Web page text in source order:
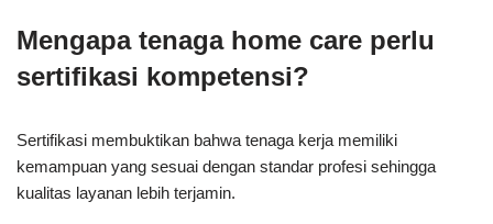
Mengapa tenaga home care perlu
sertifikasi kompetensi?
Sertifikasi membuktikan bahwa tenaga kerja memiliki
kemampuan yang sesuai dengan standar profesi sehingga
kualitas layanan lebih terjamin.